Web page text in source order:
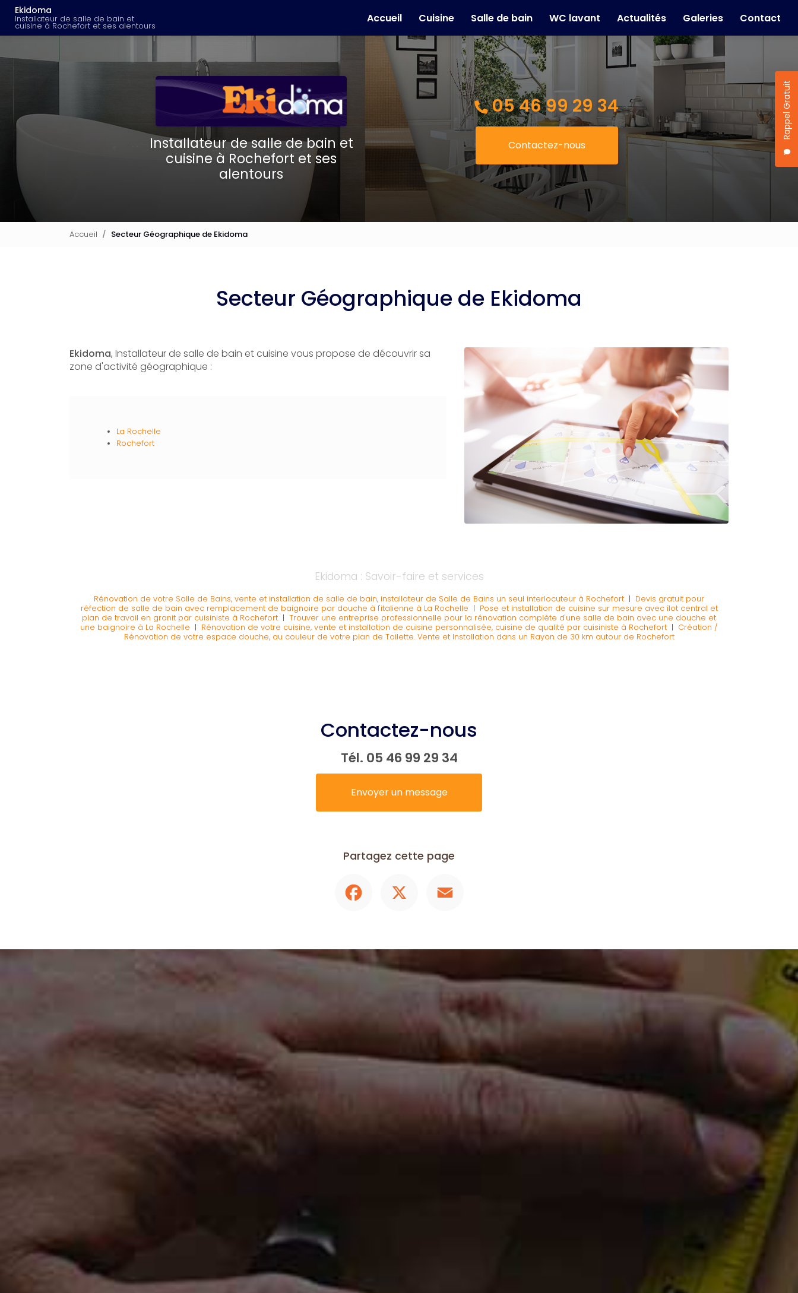
Aller
contenu
Ekidoma
Installateur de salle de bain et
cuisine à Rochefort et ses alentours
Rappel Gratuit
Accueil
Cuisine Salle de bain WC lavant Actualités Galeries Contact
Installateur de salle de bain et
cuisine à Rochefort et ses
alentours
05 46 99 29 34
Contactez-nous
Accueil Secteur Géographique de Ekidoma
Secteur Géographique de Ekidoma
Ekidoma, Installateur de salle de bain et cuisine vous propose de découvrir sa
zone d'activité géographique :
La Rochelle
Rochefort
Ekidoma : Savoir-faire et services
Rénovation de votre Salle de Bains, vente et installation de salle de bain, installateur de Salle de Bains un seul interlocuteur à Rochefort | Devis gratuit pour
réfection de salle de bain avec remplacement de baignoire par douche à l'italienne à La Rochelle | Pose et installation de cuisine sur mesure avec îlot central et
plan de travail en granit par cuisiniste à Rochefort | Trouver une entreprise professionnelle pour la rénovation complète d'une salle de bain avec une douche et
une baignoire à La Rochelle | Rénovation de votre cuisine, vente et installation de cuisine personnalisée, cuisine de qualité par cuisiniste à Rochefort | Création /
Rénovation de votre espace douche, au couleur de votre plan de Toilette. Vente et Installation dans un Rayon de 30 km autour de Rochefort
Contactez-nous
Tél. 05 46 99 29 34
Envoyer un message
Partagez cette page